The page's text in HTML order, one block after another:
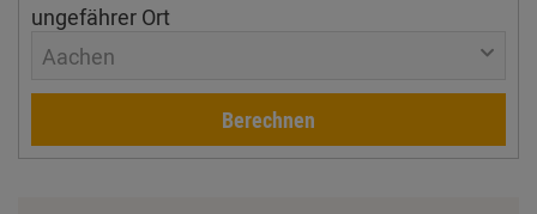
ungefährer Ort
Aachen
Berechnen